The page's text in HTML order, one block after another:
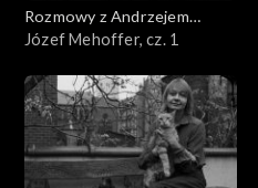
Rozmowy z Andrzejem
Doboszem
Józef Mehoffer, cz. 1